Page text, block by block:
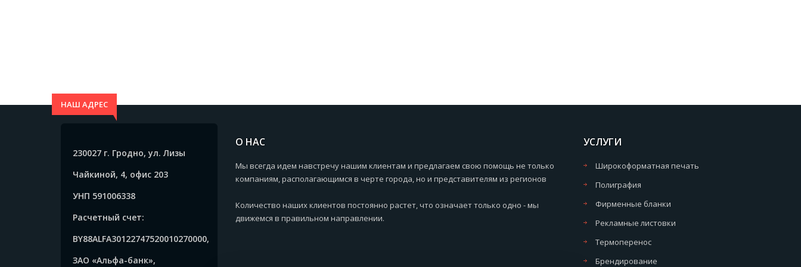
НАШ АДРЕС
230027 г. Гродно, ул. Лизы
Чайкиной, 4, офис 203
УНП 591006338
Расчетный счет:
BY88ALFA30122747520010270000,
ЗАО «Альфа-банк»,
О НАС
Мы всегда идем навстречу нашим клиентам и предлагаем свою помощь не только
компаниям, располагающимся в черте города, но и представителям из регионов
Количество наших клиентов постоянно растет, что означает только одно - мы
движемся в правильном направлении.
УСЛУГИ
Широкоформатная печать
Полиграфия
Фирменные бланки
Рекламные листовки
Термоперенос
Брендирование